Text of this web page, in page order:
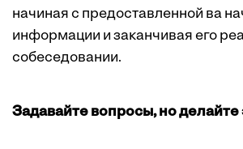
начиная с предоставленной ва
информации и заканчивая его
собеседовании.
Задавайте вопросы, но